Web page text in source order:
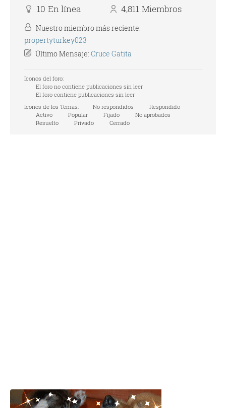
10 En línea 4,811 Miembros
Nuestro miembro más reciente:
propertyturkey023
Último Mensaje: Cruce Gatita
Iconos del foro:
El foro no contiene publicaciones sin leer
El foro contiene publicaciones sin leer
Iconos de los Temas:
No respondidos
Respondido
Activo
Popular Fijado
No aprobados
Resuelto
Privado Cerrado